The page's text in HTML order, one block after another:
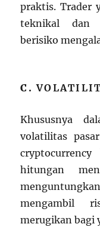
praktis. Trader
teknikal dan
berisiko
C.
Khususnya
volatilitas
hitungan
mengambil
merugikan bagi